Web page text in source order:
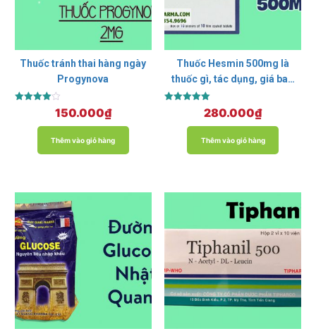
Thuốc tránh thai hàng ngày
Progynova
4.00
150.000₫
Thêm vào giỏ hàng
Thuốc Hesmin 500mg là
thuốc gì, tác dụng, giá bao
Được xếp
5.00
280.000₫
Thêm vào giỏ hàng